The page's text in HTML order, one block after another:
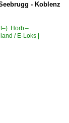
- Koblenz
Horb –
/ E-Loks |